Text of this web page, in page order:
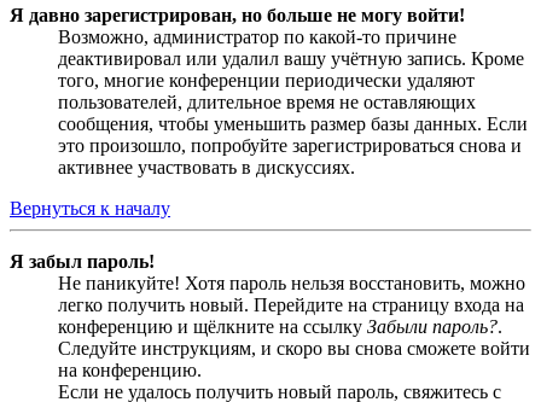
Я давно зарегистрирован, но больше не могу войти!
Возможно, администратор по какой-то причине
деактивировал или удалил вашу учётную запись. Кроме
того, многие конференции периодически удаляют
пользователей, длительное время не оставляющих
сообщения, чтобы уменьшить размер базы данных. Если
это произошло, попробуйте зарегистрироваться снова и
активнее участвовать в дискуссиях.
Вернуться к началу
Я забыл пароль!
Не паникуйте! Хотя пароль нельзя восстановить, можно
легко получить новый. Перейдите на страницу входа на
конференцию и щёлкните на ссылку Забыли пароль?.
Следуйте инструкциям, и скоро вы снова сможете войти
на конференцию.
Если не удалось получить новый пароль, свяжитесь с